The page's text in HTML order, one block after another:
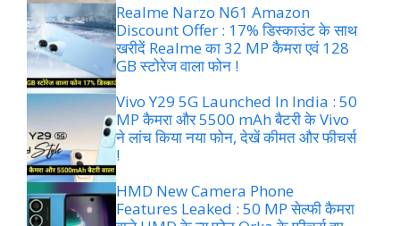
Realme Narzo N61 Amazon
Discount Offer : 17% डिस्काउंट के साथ
खरीदें Realme का 32 MP कैमरा एवं 128
GB स्टोरेज वाला फोन !
Vivo Y29 5G Launched In India : 50
MP कैमरा और 5500 mAh बैटरी के Vivo
ने लांच किया नया फोन, देखें कीमत और फीचर्स
!
HMD New Camera Phone
Features Leaked : 50 MP सेल्फी कैमरा